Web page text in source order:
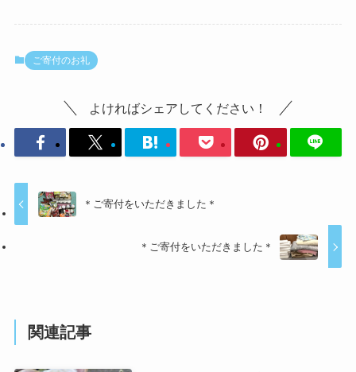
ご寄付のお礼
よければシェアしてください！
＊ご寄付をいただきました＊
＊ご寄付をいただきました＊
関連記事